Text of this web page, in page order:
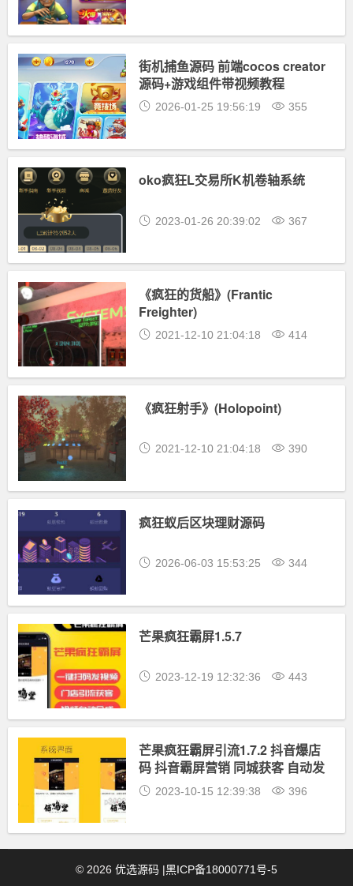
街机捕鱼源码 前端cocos creator
源码+游戏组件带视频教程
2026-01-25 19:56:19 355
oko疯狂L交易所K机卷轴系统
2023-01-26 20:39:02 367
《疯狂的货船》(Frantic
Freighter)
2021-12-10 21:04:18 414
《疯狂射手》(Holopoint)
2021-12-10 21:04:18 390
疯狂蚁后区块理财源码
2026-06-03 15:53:25 344
芒果疯狂霸屏1.5.7
2023-12-19 12:32:36 443
芒果疯狂霸屏引流1.7.2 抖音爆店
码 抖音霸屏营销 同城获客 自动发
视频2023-10-15 12:39:38 396
© 2026 优选源码 |黑ICP备18000771号-5